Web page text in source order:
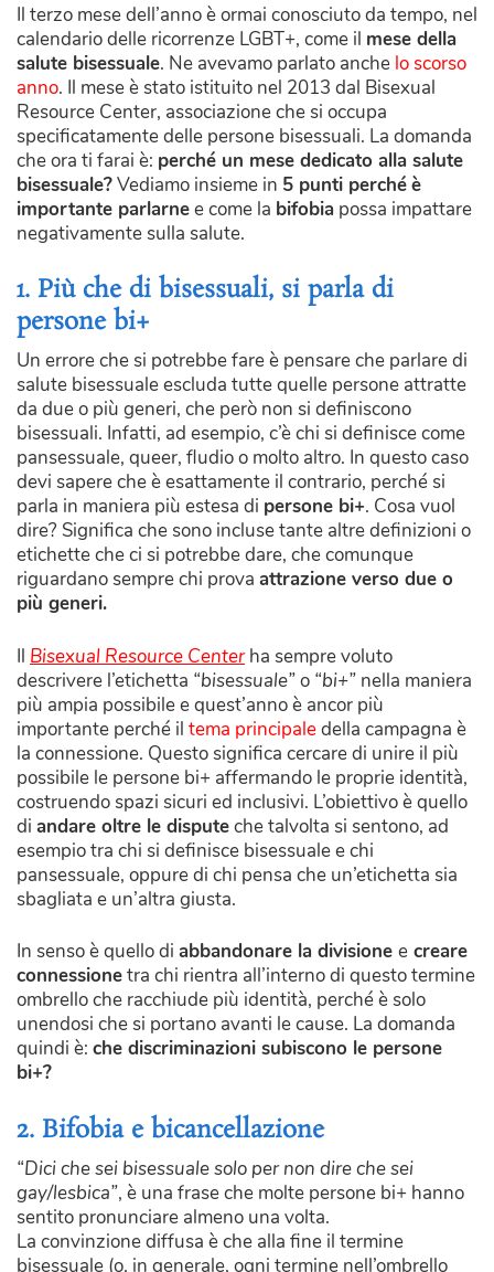
Il terzo mese dell’anno è ormai conosciuto da tempo, nel
calendario delle ricorrenze LGBT+, come il mese della
salute bisessuale. Ne avevamo parlato anche lo scorso
anno. Il mese è stato istituito nel 2013 dal Bisexual
Resource Center, associazione che si occupa
specificatamente delle persone bisessuali. La domanda
che ora ti farai è: perché un mese dedicato alla salute
bisessuale?Vediamo insieme in 5 punti perchéè
importante parlarnee come la bifobia possa impattare
negativamente sulla salute.
1. Più che di bisessuali, si parla di
persone bi+
Un errore che si potrebbe fare è pensare che parlare di
salute bisessuale escluda tutte quelle persone attratte
da due o più generi, che però non si definiscono
bisessuali. Infatti, ad esempio, c’è chi si definisce come
pansessuale, queer, fludio o molto altro. In questo caso
devi sapere che è esattamente il contrario, perché si
parla in maniera più estesa di persone bi+. Cosa vuol
dire? Significa che sono incluse tante altre definizioni o
etichette che ci si potrebbe dare, che comunque
riguardano sempre chi prova attrazione verso due o
più generi.
Il Bisexual Resource Centerha sempre voluto
descrivere l’etichetta “bisessuale”o “bi+” nella maniera
più ampia possibile e quest’anno è ancor più
importante perché il tema principaledella campagna è
la connessione. Questo significa cercare di unire il più
possibile le persone bi+ affermando le proprie identità,
costruendo spazi sicuri ed inclusivi. L’obiettivo è quello
di andare oltre le disputeche talvolta si sentono, ad
esempio tra chi si definisce bisessuale e chi
pansessuale, oppure di chi pensa che un’etichetta sia
sbagliata e un’altra giusta.
In senso è quello di abbandonare la divisione e creare
connessionetra chi rientra all’interno di questo termine
ombrello che racchiude più identità, perché è solo
unendosi che si portano avanti le cause. La domanda
quindi è: che discriminazioni subiscono le persone
bi+?
2. Bifobia e bicancellazione
“Dici che sei bisessuale solo per non dire che sei
gay/lesbica”, è una frase che molte persone bi+ hanno
sentito pronunciare almeno una volta.
La convinzione diffusa è che alla fine il termine
bisessuale (o, in generale, ogni termine nell’ombrello